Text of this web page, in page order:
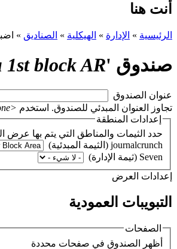
أنت هنا
الرئيسية » الإدارة » الهيكلية » الصناديق »
صندوق 'block AR
‏عنوان الصندوق ‏
تجاوز العنوان المبدئي للصندوق. استخدم <none>
إعدادات المنطقة
حدد الثيمات والمناطق التي يتم بها عرض
‏إعدادات العرض ‏
التبويبات العمودية
الصفحات
‏أظهر الصندوق في صفحات محددة ‏